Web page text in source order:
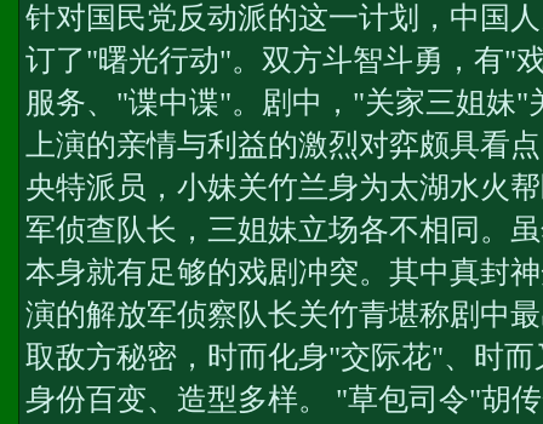
针对国民党反动派的这一计划，中国
订了"曙光行动"。双方斗智斗勇，有"
服务、"谍中谍"。剧中，"关家三姐妹"
上演的亲情与利益的激烈对弈颇具看
央特派员，小妹关竹兰身为太湖水火
军侦查队长，三姐妹立场各不相同。
本身就有足够的戏剧冲突。其中真封
演的解放军侦察队长关竹青堪称剧中
取敌方秘密，时而化身"交际花"、时
身份百变、造型多样。 "草包司令"胡